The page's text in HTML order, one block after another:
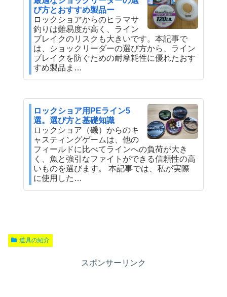
び方とおすすめ製品ー
ロックショアからのヒラマサ
釣りは難易度が高く、ライン
ブレイクのリスクも大きいです。本記事で
は、ショックリーダーの選び方から、ライン
ブレイクを防ぐための耐摩耗性に優れたおす
すめ製品ま…
ロックショア用PEライン5
選。選び方と基礎知識
ロックショア（磯）からのキ
ャスティングゲームは、他の
フィールドに比べてラインへの負荷が大き
く、魚と強引なファイトができる信頼性の高
いものを選びます。 本記事では、私が実際
に使用した…
道具の紹介
スポンサーリンク